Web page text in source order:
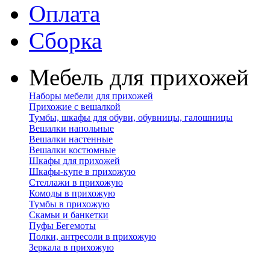
Оплата
Сборка
Мебель для прихожей
Наборы мебели для прихожей
Прихожие с вешалкой
Тумбы, шкафы для обуви, обувницы, галошницы
Вешалки напольные
Вешалки настенные
Вешалки костюмные
Шкафы для прихожей
Шкафы-купе в прихожую
Стеллажи в прихожую
Комоды в прихожую
Тумбы в прихожую
Скамьи и банкетки
Пуфы Бегемоты
Полки, антресоли в прихожую
Зеркала в прихожую